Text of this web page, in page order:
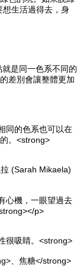
想生活過得去，身
是同一色系不同的
差別會讓整體更加
同的色系也可以在
。<strong>
(Sarah Mikaela)
心機，一眼望過去
p>
很吸睛。<strong>
、焦糖</strong>